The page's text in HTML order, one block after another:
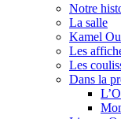
Notre
La salle
Kamel
Les
Les
Dans la